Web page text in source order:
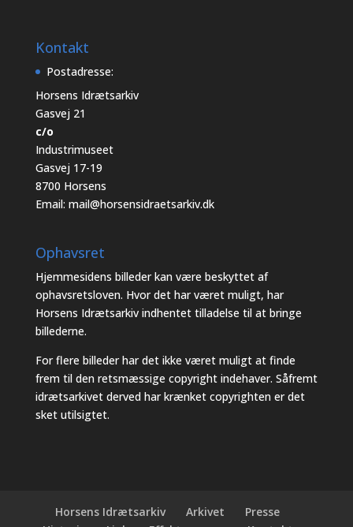
Kontakt
Postadresse:
Horsens Idrætsarkiv
Gasvej 21
c/o
Industrimuseet
Gasvej 17-19
8700 Horsens
Email: mail@horsensidraetsarkiv.dk
Ophavsret
Hjemmesidens billeder kan være beskyttet af
ophavsretsloven. Hvor det har været muligt, har
Horsens Idrætsarkiv indhentet tilladelse til at bringe
billederne.
For flere billeder har det ikke været muligt at finde
frem til den retsmæssige copyright indehaver. Såfremt
idrætsarkivet derved har krænket copyrighten er det
sket utilsigtet.
Horsens Idrætsarkiv Arkivet
Presse